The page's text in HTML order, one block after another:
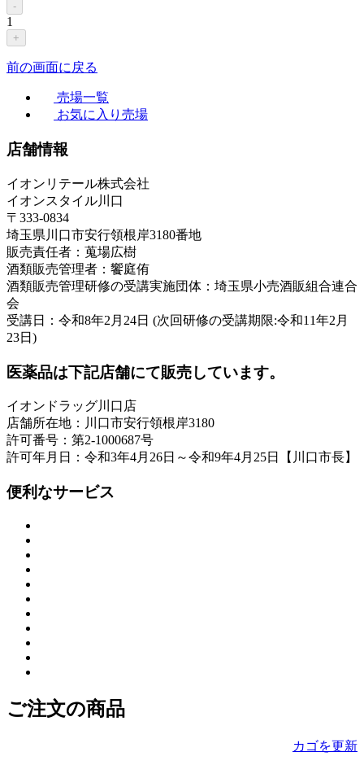
-
1
+
前の画面に戻る
売場一覧
お気に入り売場
店舗情報
イオンリテール株式会社
イオンスタイル川口
〒333-0834
埼玉県川口市安行領根岸3180番地
販売責任者：蒐場広樹
酒類販売管理者：饗庭侑
酒類販売管理研修の受講実施団体：埼玉県小売酒販組合連合
会
受講日：令和8年2月24日 (次回研修の受講期限:令和11年2月
23日)
医薬品は下記店舗にて販売しています。
イオンドラッグ川口店
店舗所在地：川口市安行領根岸3180
許可番号：第2-1000687号
許可年月日：令和3年4月26日～令和9年4月25日【川口市長】
便利なサービス
ご注文の商品
カゴを更新